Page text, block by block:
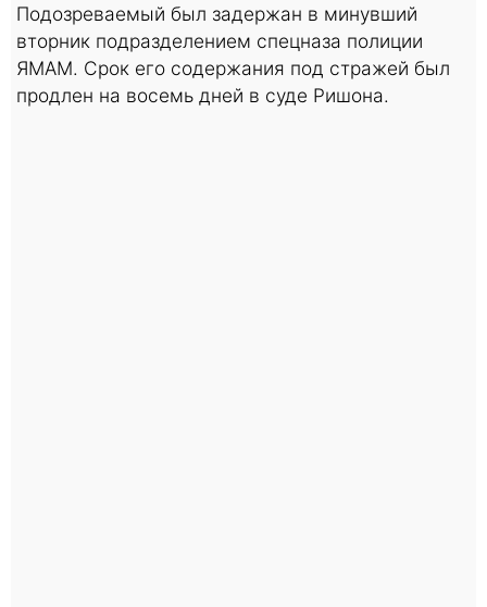
Подозреваемый был задержан в минувший
вторник подразделением спецназа полиции
ЯМАМ. Срок его содержания под стражей был
продлен на восемь дней в суде Ришона.